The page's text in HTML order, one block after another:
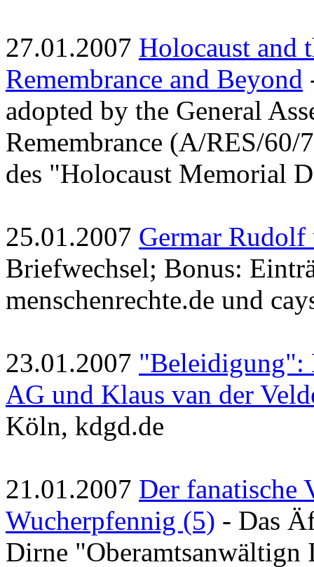
27.01.2007 Holocaust and
Remembrance and Beyond
adopted by the General
Remembrance (A/RES/
des "Holocaust Memorial
25.01.2007 Germar
Briefwechsel; Bonus:
menschenrechte.de und
23.01.2007 "Beleidigung":
AG und Klaus van der
Köln, kdgd.de
21.01.2007 Der fanatische
Wucherpfennig (5) - Das
Dirne "Oberamtsanwältign